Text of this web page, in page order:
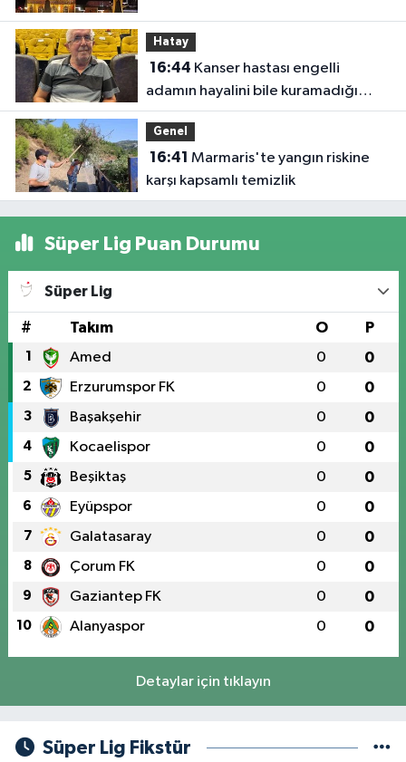
Hatay
16:44
adamın hayalini bile kuramadığı
evine kavuşunca döktüğü gözyaşı
duygulandırdı
Genel
16:41
karşı kapsamlı temizlik
Süper Lig Puan Durumu
Süper Lig
# Takım O P
1 Amed 0 0
2 Erzurumspor FK 0 0
3 Başakşehir 0 0
4 Kocaelispor 0 0
5 Beşiktaş 0 0
6 Eyüpspor 0 0
7 Galatasaray 0 0
8 Çorum FK 0 0
9 Gaziantep FK 0 0
10 Alanyaspor 0 0
Detaylar için tıklayın
Süper Lig Fikstür